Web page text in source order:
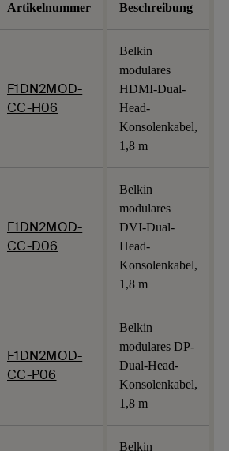
Artikelnummer Beschreibung
F1DN2MOD-
CC-H06
Belkin
modulares
HDMI-Dual-
Head-
Konsolenkabel,
1,8 m
F1DN2MOD-
CC-D06
Belkin
modulares
DVI-Dual-
Head-
Konsolenkabel,
1,8 m
F1DN2MOD-
CC-P06
Belkin
modulares DP-
Dual-Head-
Konsolenkabel,
1,8 m
Belkin